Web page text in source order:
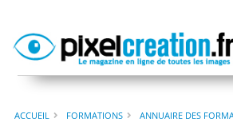
ACCUEIL FORMATIONS ANNUAIRE DES